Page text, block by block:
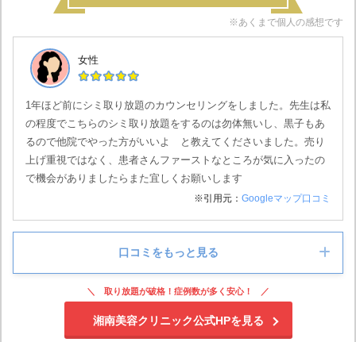
※あくまで個人の感想です
女性
1年ほど前にシミ取り放題のカウンセリングをしました。先生は私
の程度でこちらのシミ取り放題をするのは勿体無いし、黒子もあ
るので他院でやった方がいいよ と教えてくださいました。売り
上げ重視ではなく、患者さんファーストなところが気に入ったの
で機会がありましたらまた宜しくお願いします
※引用元：Googleマップ口コミ
口コミをもっと見る
女性
取り放題が破格！症例数が多く安心！
湘南美容クリニック公式HPを見る